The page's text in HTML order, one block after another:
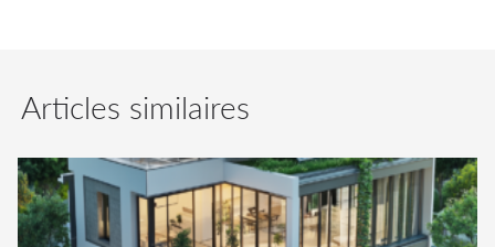
Articles similaires